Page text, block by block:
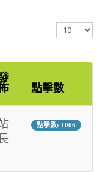
顯
示
點擊數
點擊數: 1006